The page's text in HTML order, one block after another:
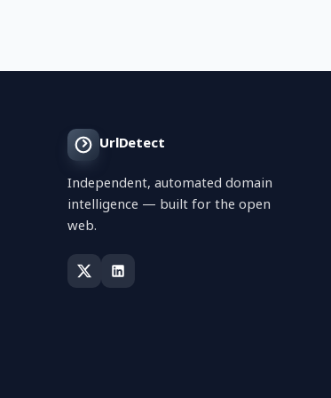
UrlDetect
Independent, automated domain
intelligence — built for the open
web.